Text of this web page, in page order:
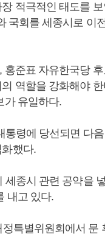
적극적인 태도를
국회를 세종시로 이
홍준표 자유한국당
역할을 강화해야
가 유일하다.
통령에 당선되면 다
했다.
세종시 관련 공약을
내고 있다.
특별위원회에서 문